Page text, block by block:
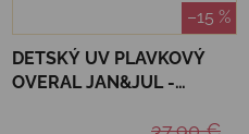
–15 %
DETSKÝ UV PLAVKOVÝ
OVERAL JAN&JUL -